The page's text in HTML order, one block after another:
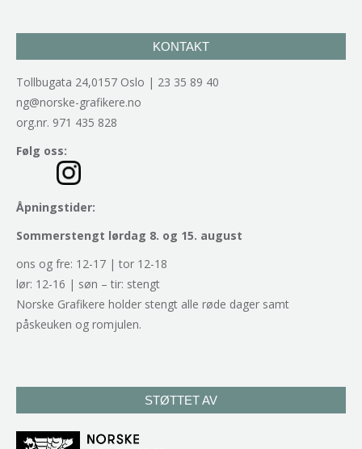
KONTAKT
Tollbugata 24,0157 Oslo | 23 35 89 40
ng@norske-grafikere.no
org.nr. 971 435 828
Følg oss:
Åpningstider:
Sommerstengt lørdag 8. og 15. august
ons og fre: 12-17 | tor 12-18
lør: 12-16 | søn – tir: stengt
Norske Grafikere holder stengt alle røde dager samt
påskeuken og romjulen.
STØTTET AV